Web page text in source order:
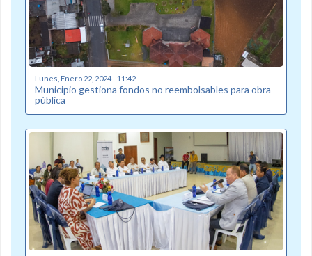
Lunes, Enero 22, 2024 - 11:42
Municipio gestiona fondos no reembolsables para obra
pública